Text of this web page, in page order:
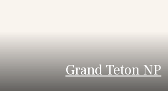
Grand Teton NP